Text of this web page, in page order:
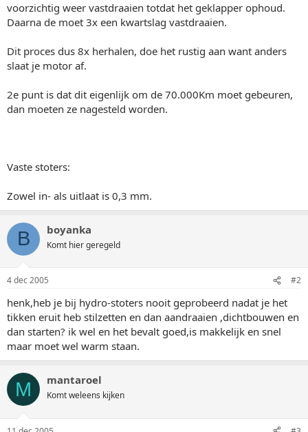
voorzichtig weer vastdraaien totdat het geklapper ophoud.
Daarna de moet 3x een kwartslag vastdraaien.
Dit proces dus 8x herhalen, doe het rustig aan want anders
slaat je motor af.
2e punt is dat dit eigenlijk om de 70.000Km moet gebeuren,
dan moeten ze nagesteld worden.
Vaste stoters:
Zowel in- als uitlaat is 0,3 mm.
B boyanka
Komt hier geregeld
4 dec 2005 #2
henk,heb je bij hydro-stoters nooit geprobeerd nadat je het
tikken eruit heb stilzetten en dan aandraaien ,dichtbouwen en
dan starten? ik wel en het bevalt goed,is makkelijk en snel
maar moet wel warm staan.
M mantaroel
Komt weleens kijken